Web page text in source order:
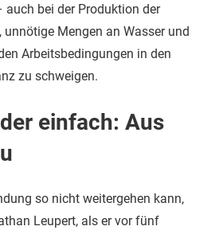
auch bei der Produktion der
Mengen an Wasser und
Arbeitsbedingungen in den
zu schweigen.
einfach: Aus
so nicht weitergehen kann,
Leupert, als er vor fünf